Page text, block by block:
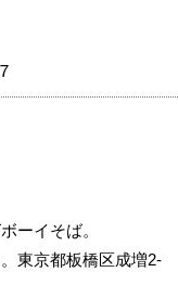
ーイそば。
東京都板橋区成増2-